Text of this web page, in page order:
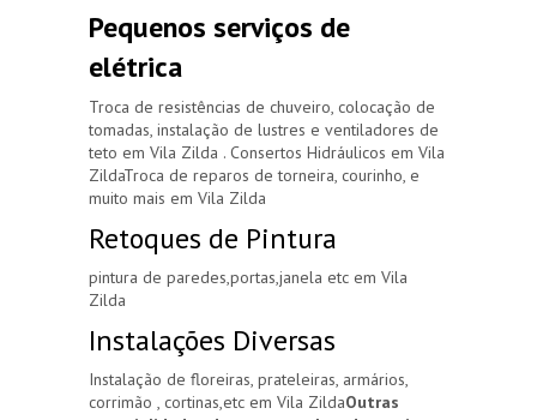
Pequenos serviços de
elétrica
Troca de resistências de chuveiro, colocação de
tomadas, instalação de lustres e ventiladores de
teto em Vila Zilda . Consertos Hidráulicos em Vila
ZildaTroca de reparos de torneira, courinho, e
muito mais em Vila Zilda
Retoques de Pintura
pintura de paredes,portas,janela etc em Vila
Zilda
Instalações Diversas
Instalação de floreiras, prateleiras, armários,
corrimão , cortinas,etc em Vila ZildaOutras